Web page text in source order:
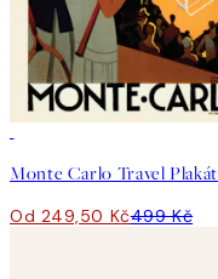
Monte Carlo Travel Plakát
Od 249,50 Kč499 Kč